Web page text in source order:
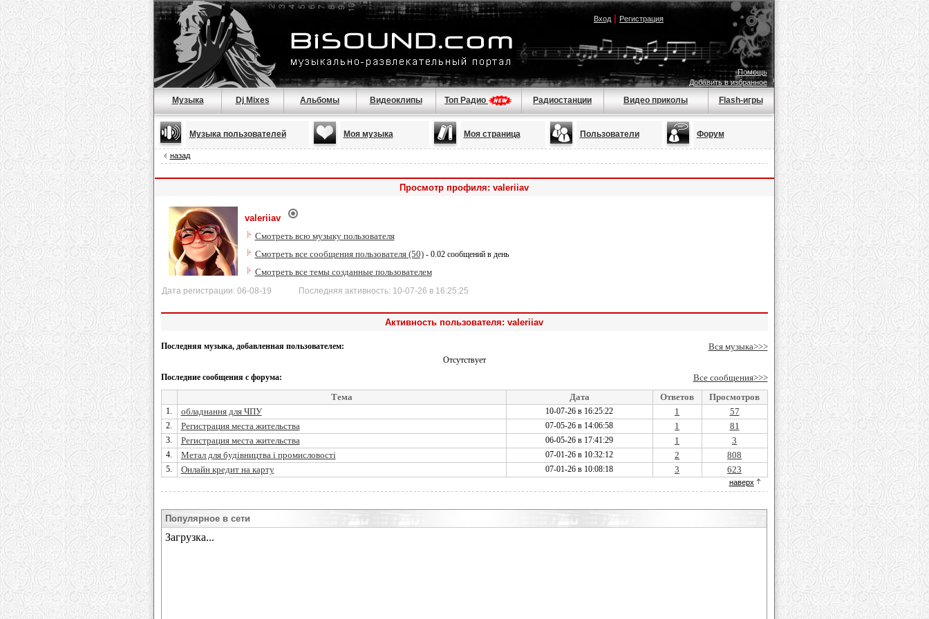
Вход| Регистрация
Помощь
Добавить в избранное
Музыка Dj Mixes Альбомы Видеоклипы Топ Радио Радиостанции Видео приколы Flash-игры
Музыка пользователей Моя музыка Моя страница Пользователи Форум
назад
Просмотр профиля: valeriiav
valeriiav
Смотреть всю музыку пользователя
Смотреть все сообщения пользователя (50)- 0.02 сообщений в день
Смотреть все темы созданные пользователем
Дата регистрации: 06-08-19 Последняя активность: 10-07-26 в 16:25:25
Активность пользователя: valeriiav
Последняя музыка, добавленная пользователем: Вся музыка>>>
Отсутствует
Последние сообщения с форума:
Все сообщения>>>
Тема
Дата Ответов Просмотров
1. обладнання для ЧПУ 10-07-26 в 16:25:22 1 57
2. Регистрация места жительства 07-05-26 в 14:06:58 1 81
3. Регистрация места жительства 06-05-26 в 17:41:29 1 3
4. Метал для будівництва і промисловості 07-01-26 в 10:32:12 2 808
5. Онлайн кредит на карту 07-01-26 в 10:08:18 3 623
наверх
Популярное в сети